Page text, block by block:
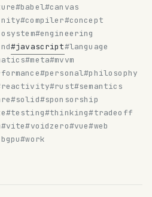
#babel#canvas
#compiler#concept
#engineering
#javascript#language
#meta#mvvm
#personal#philosophy
#rust#semantics
#solid#sponsorship
#testing#thinking#tradeoff
#vite#voidzero#vue#web
#work